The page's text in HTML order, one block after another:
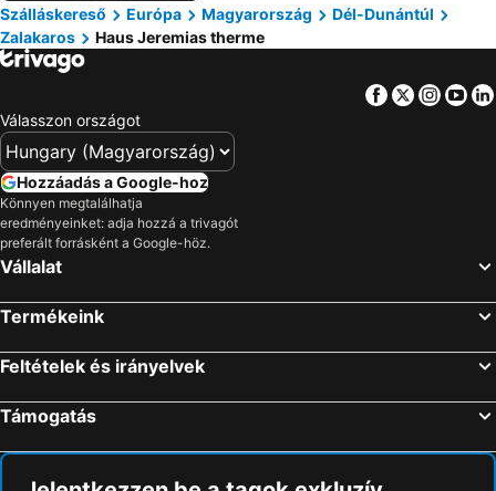
Szálláskereső
Európa Magyarország
Dél-Dunántúl
Zalakaros
Haus Jeremias therme
Facebook
Twitter
Válasszon országot
Hozzáadás a Google-hoz
Könnyen megtalálhatja
eredményeinket: adja hozzá a trivagót
preferált forrásként a Google-höz.
Vállalat
Termékeink
Feltételek és irányelvek
Támogatás